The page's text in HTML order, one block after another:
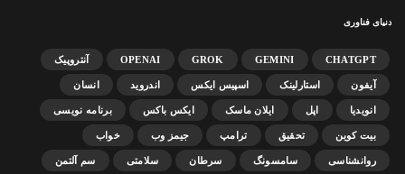
دنیای فناوری
CHATGPT
GEMINI
GROK
OPENAI آنتروپیک
آیفون استارلینک اسپیس ایکس اندروید انسان
انویدیا اپل ایلان ماسک ایکس باکس برنامه نویسی
بیت کوین تحقیق ترامپ جیمز وب خواب
روانشناسی سامسونگ سرطان سلامتی سم آلتمن